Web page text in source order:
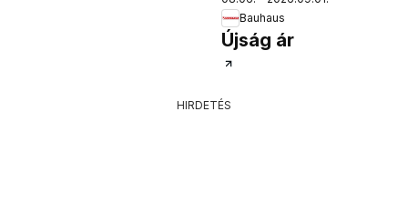
Bauhaus
Újság ár
HIRDETÉS